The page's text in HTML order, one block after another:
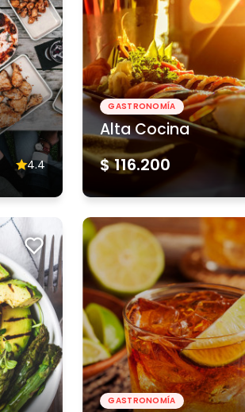
4.4
GASTRONOMÍA
Alta Cocina
$ 116.200
GASTRONOMÍA